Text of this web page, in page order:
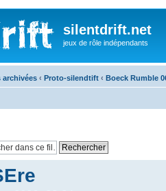
silentdrift.net
jeux de rôle indépendants
archivées ‹ Proto-silendtift ‹ Boeck Rumble